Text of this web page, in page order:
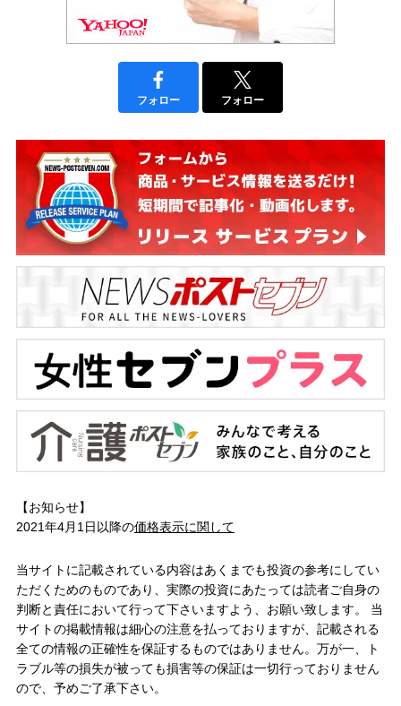
フォロー フォロー
【お知らせ】
2021年4月1日以降の価格表示に関して
当サイトに記載されている内容はあくまでも投資の参考にしてい
ただくためのものであり、実際の投資にあたっては読者ご自身の
判断と責任において行って下さいますよう、お願い致します。 当
サイトの掲載情報は細心の注意を払っておりますが、記載される
全ての情報の正確性を保証するものではありません。万が一、ト
ラブル等の損失が被っても損害等の保証は一切行っておりません
ので、予めご了承下さい。